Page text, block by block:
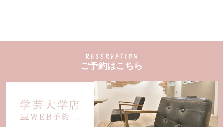
ご予約はこちら